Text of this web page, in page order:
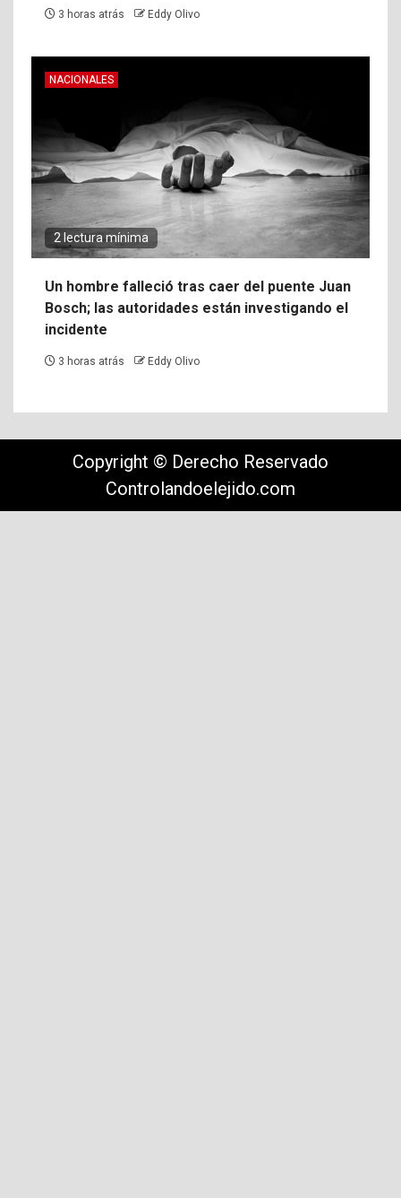
3 horas atrás Eddy Olivo
NACIONALES
2 lectura mínima
Un hombre falleció tras caer del puente Juan
Bosch; las autoridades están investigando el
incidente
3 horas atrás Eddy Olivo
Copyright © Derecho Reservado
Controlandoelejido.com